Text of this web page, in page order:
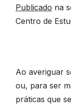
Publicado na
Centro de
Ao averiguar
ou, para ser
práticas que